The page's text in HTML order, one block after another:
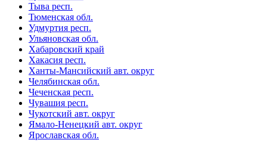
Тыва респ.
Тюменская обл.
Удмуртия респ.
Ульяновская обл.
Хабаровский край
Хакасия респ.
Ханты-Мансийский авт. округ
Челябинская обл.
Чеченская респ.
Чувашия респ.
Чукотский авт. округ
Ямало-Ненецкий авт. округ
Ярославская обл.